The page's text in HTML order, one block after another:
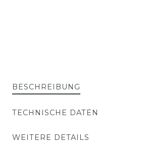
BESCHREIBUNG
TECHNISCHE DATEN
WEITERE DETAILS